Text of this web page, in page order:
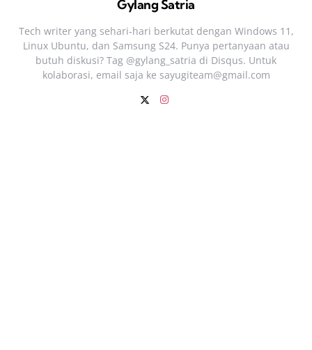
Gylang Satria
Tech writer yang sehari‑hari berkutat dengan Windows 11,
Linux Ubuntu, dan Samsung S24. Punya pertanyaan atau
butuh diskusi? Tag @gylang_satria di Disqus. Untuk
kolaborasi, email saja ke sayugiteam@gmail.com